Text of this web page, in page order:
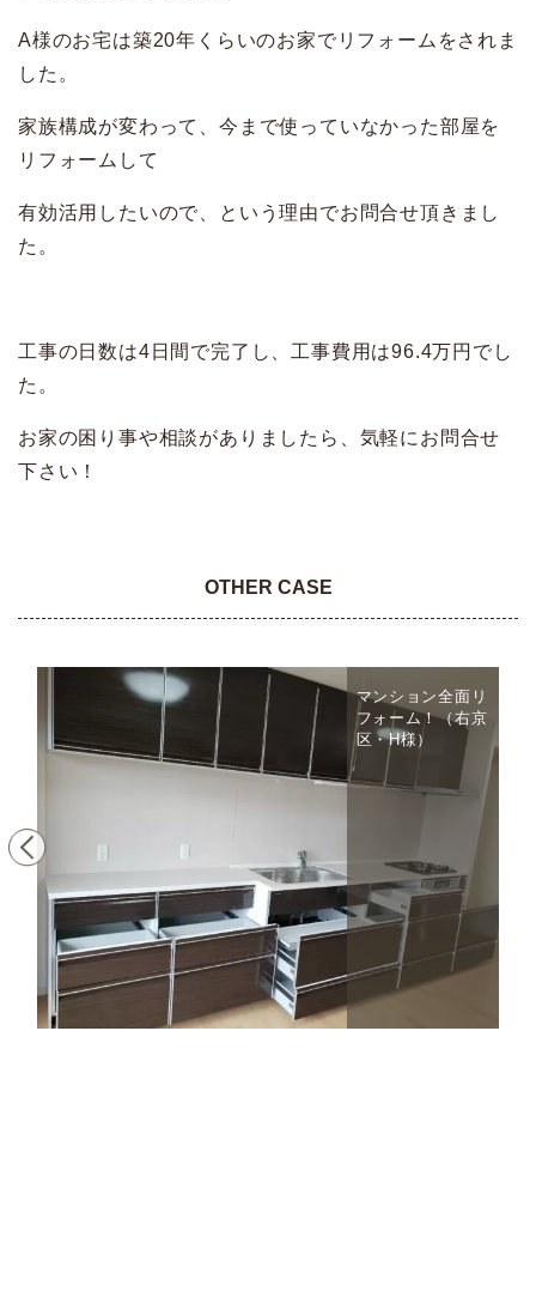
A様のお宅は築20年くらいのお家でリフォームをされま
した。
家族構成が変わって、今まで使っていなかった部屋を
リフォームして
有効活用したいので、という理由でお問合せ頂きまし
た。
工事の日数は4日間で完了し、工事費用は96.4万円でし
た。
お家の困り事や相談がありましたら、気軽にお問合せ
下さい！
OTHER CASE
マンション全面リ
フォーム！（右京
区・H様）